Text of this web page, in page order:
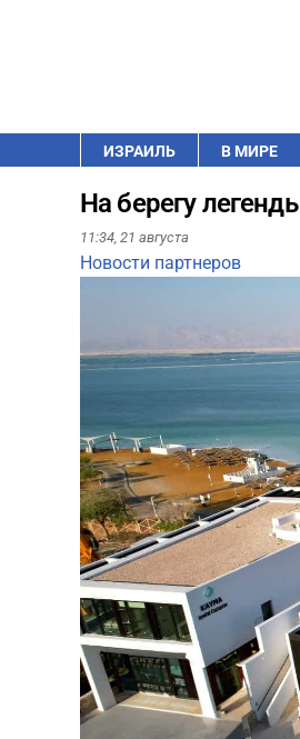
ИЗРАИЛЬ В МИРЕ
На берегу
11:34, 21 августа
Новости партнеров